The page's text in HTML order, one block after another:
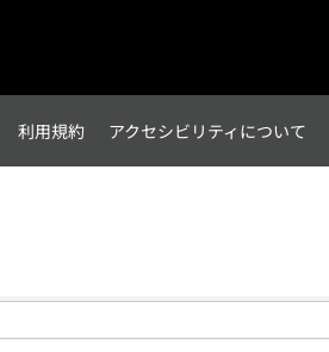
利用規約 アクセシビリティについて